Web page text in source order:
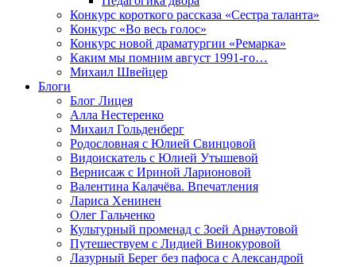
Конкурс короткого рассказа «Сестра таланта»
Конкурс «Во весь голос»
Конкурс новой драматургии «Ремарка»
Каким мы помним август 1991-го…
Михаил Швейцер
Блоги
Блог Лицея
Алла Нестеренко
Михаил Гольденберг
Родословная с Юлией Свинцовой
Видоискатель с Юлией Утышевой
Вернисаж с Ириной Ларионовой
Валентина Калачёва. Впечатления
Лариса Хенинен
Олег Гальченко
Культурный променад с Зоей Арнаутовой
Путешествуем с Лидией Винокуровой
Лазурный Берег без пафоса с Александрой